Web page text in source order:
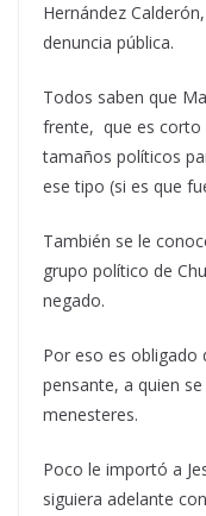
Hernández
denuncia pública.
Todos saben que
frente, que es corto
tamaños políticos
ese tipo (si es que
También se le
grupo político de
negado.
Por eso es obligado
pensante, a quien
menesteres.
Poco le importó a
siguiera adelante